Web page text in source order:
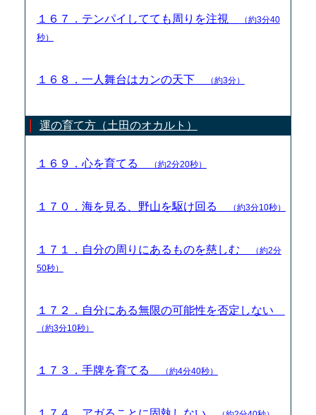
１６７．テンパイしてても周りを注視
（約3分40
秒）
１６８．一人舞台はカンの天下 （約3分）
運の育て方（土田のオカルト）
１６９．心を育てる （約2分20秒）
１７０．海を見る、野山を駆け回る （約3分10秒）
１７１．自分の周りにあるものを慈しむ
（約2分
50秒）
１７２．自分にある無限の可能性を否定しない
（約3分10秒）
１７３．手牌を育てる （約4分40秒）